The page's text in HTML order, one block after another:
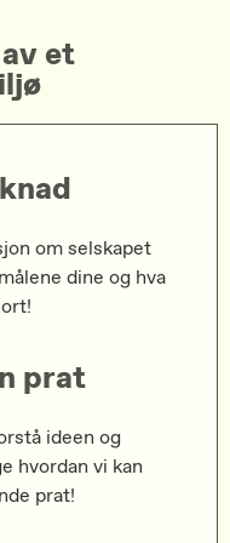
et
om selskapet
dine og hva
prat
ideen og
hvordan vi kan
prat!